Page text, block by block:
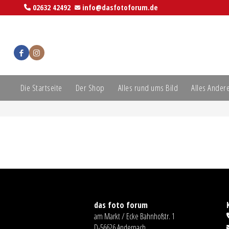
02632 42492 info@dasfotoforum.de
Die Startseite Der Shop Alles rund ums Bild Alles Andere
das foto forum
am Markt / Ecke Bahnhofstr. 1